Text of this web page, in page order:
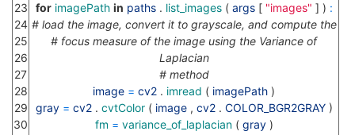
23
24
25
26
27
28
29
30
for imagePath in paths . list_images ( args [ "images" ] ) :
# load the image, convert it to grayscale, and compute the
# focus measure of the image using the Variance of
Laplacian
# method
image = cv2 . imread ( imagePath )
gray = cv2 . cvtColor ( image , cv2 . COLOR_BGR2GRAY )
fm = variance_of_laplacian ( gray )